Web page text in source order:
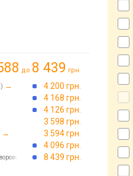
до 8 439 грн.
→ 4 200 грн.
4 168 грн.
4 126 грн.
3 598 грн.
→ 3 594 грн.
4 096 грн.
→ 8 439 грн.